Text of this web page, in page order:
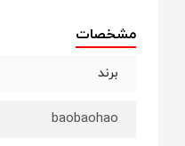
مشخصات
برند
baobaohao